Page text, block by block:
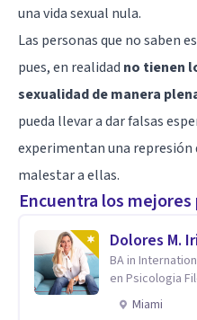
una vida sexual nula.
Las personas que no saben
pues, en realidad no tienen
sexualidad de manera
pueda llevar a dar falsas
experimentan una represión
malestar a ellas.
Encuentra los
Dolores M.
BA in
en
Miami